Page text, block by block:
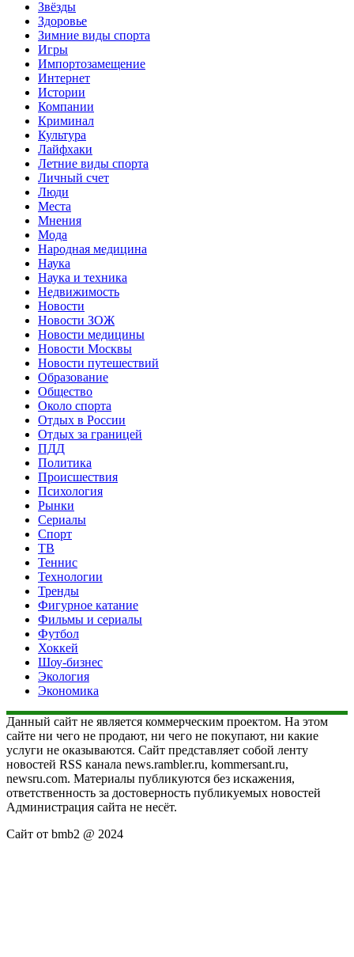
Звёзды
Здоровье
Зимние виды спорта
Игры
Импортозамещение
Интернет
Истории
Компании
Криминал
Культура
Лайфхаки
Летние виды спорта
Личный счет
Люди
Места
Мнения
Мода
Народная медицина
Наука
Наука и техника
Недвижимость
Новости
Новости ЗОЖ
Новости медицины
Новости Москвы
Новости путешествий
Образование
Общество
Около спорта
Отдых в России
Отдых за границей
ПДД
Политика
Происшествия
Психология
Рынки
Сериалы
Спорт
ТВ
Теннис
Технологии
Тренды
Фигурное катание
Фильмы и сериалы
Футбол
Хоккей
Шоу-бизнес
Экология
Экономика
Данный сайт не является коммерческим проектом. На этом
сайте ни чего не продают, ни чего не покупают, ни какие
услуги не оказываются. Сайт представляет собой ленту
новостей RSS канала news.rambler.ru, kommersant.ru,
newsru.com. Материалы публикуются без искажения,
ответственность за достоверность публикуемых новостей
Администрация сайта не несёт.
Сайт от bmb2 @ 2024